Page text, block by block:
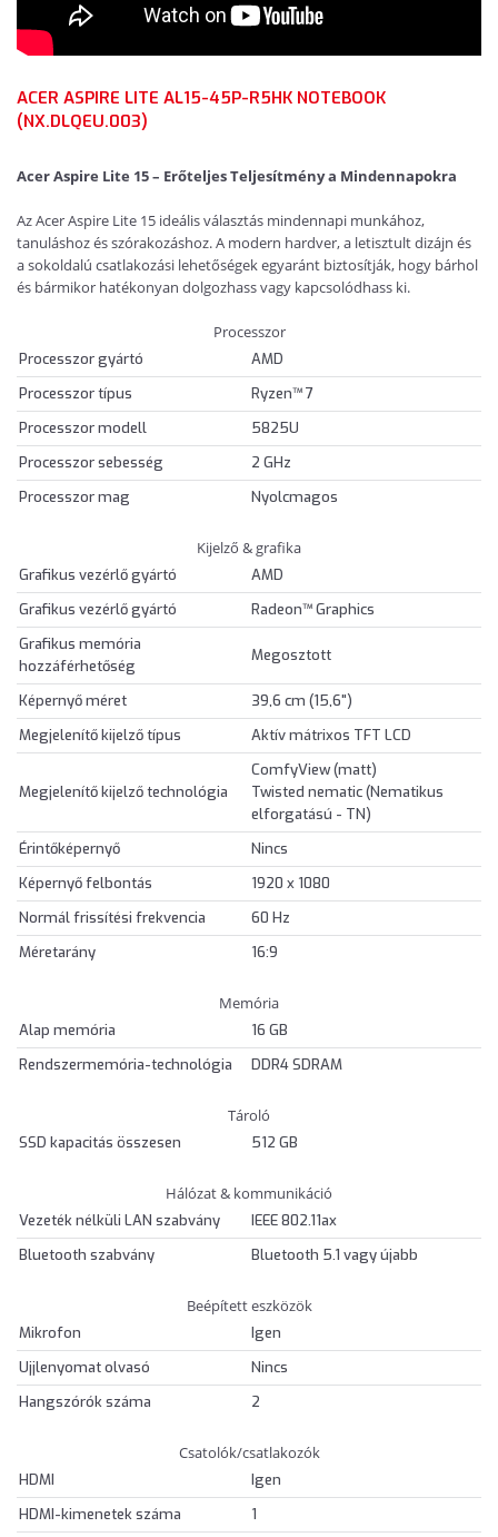
ACER ASPIRE LITE AL15-45P-R5HK NOTEBOOK
(NX.DLQEU.003)
Acer Aspire Lite 15 – Erőteljes Teljesítmény a Mindennapokra
Az Acer Aspire Lite 15 ideális választás mindennapi munkához,
tanuláshoz és szórakozáshoz. A modern hardver, a letisztult dizájn és
a sokoldalú csatlakozási lehetőségek egyaránt biztosítják, hogy bárhol
és bármikor hatékonyan dolgozhass vagy kapcsolódhass ki.
Processzor
Processzor gyártó
AMD
Processzor típus
Ryzen™ 7
Processzor modell
5825U
Processzor sebesség
2 GHz
Processzor mag
Nyolcmagos
Kijelző & grafika
Grafikus vezérlő gyártó
AMD
Grafikus vezérlő gyártó
Radeon™ Graphics
Grafikus memória
hozzáférhetőség
Megosztott
Képernyő méret
39,6 cm (15,6")
Megjelenítő kijelző típus
Aktív mátrixos TFT LCD
Megjelenítő kijelző technológia
ComfyView (matt)
Twisted nematic (Nematikus
elforgatású - TN)
Érintőképernyő
Nincs
Képernyő felbontás
1920 x 1080
Normál frissítési frekvencia
60 Hz
Méretarány
16:9
Memória
Alap memória
16 GB
Rendszermemória-technológia
DDR4 SDRAM
Tároló
SSD kapacitás összesen 512 GB
Hálózat & kommunikáció
Vezeték nélküli LAN szabvány
IEEE 802.11ax
Bluetooth szabvány
Bluetooth 5.1 vagy újabb
Beépített eszközök
Mikrofon
Igen
Ujjlenyomat olvasó
Nincs
Hangszórók száma
2
Csatolók/csatlakozók
HDMI
Igen
HDMI-kimenetek száma
1